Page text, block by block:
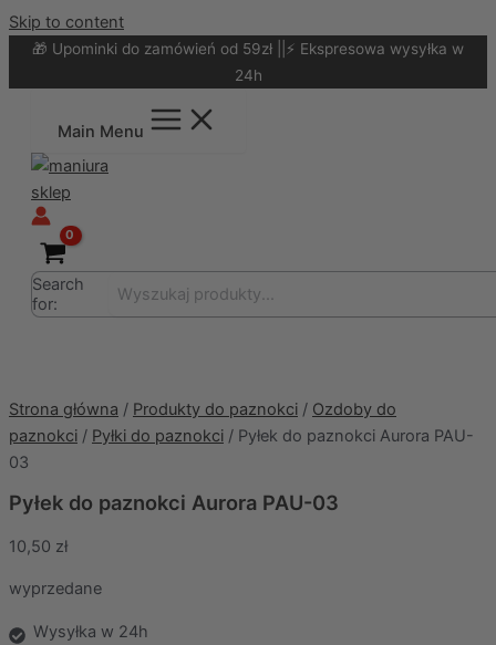
Skip to content
🎁 Upominki do zamówień od 59zł ||⚡ Ekspresowa wysyłka w
24h
Main Menu
Search
for:
Strona główna / Produkty do paznokci / Ozdoby do
paznokci / Pyłki do paznokci / Pyłek do paznokci Aurora PAU-
03
Pyłek do paznokci Aurora PAU-03
10,50 zł
wyprzedane
Wysyłka w 24h